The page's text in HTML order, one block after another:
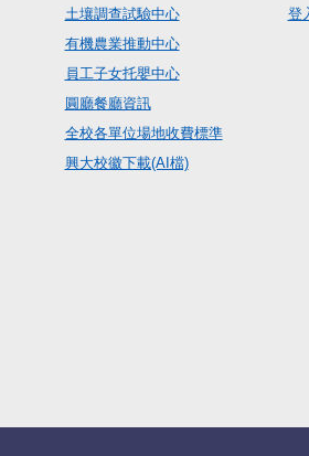
土壤調查試驗中心
有機農業推動中心
員工子女托嬰中心
圓廳餐廳資訊
全校各單位場地收費標準
興大校徽下載(AI檔)
登